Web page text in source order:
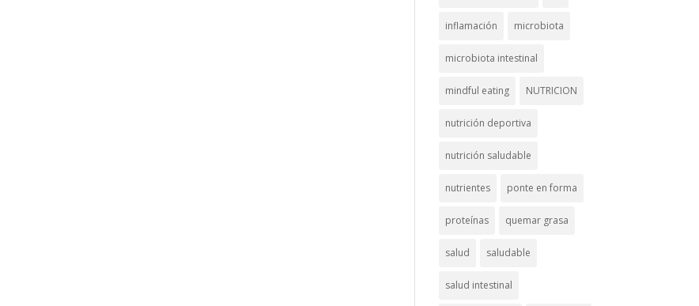
inflamación microbiota
microbiota intestinal
mindful eating NUTRICION
nutrición deportiva
nutrición saludable
nutrientes ponte en forma
proteínas quemar grasa
salud saludable
salud intestinal